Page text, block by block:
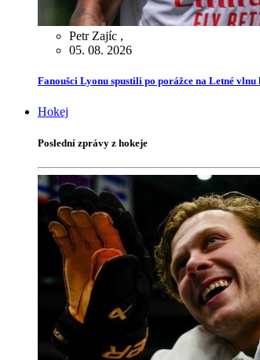
Petr Zajíc ,
05. 08. 2026
Fanoušci Lyonu spustili po porážce na Letné
Hokej
Poslední zprávy z hokeje